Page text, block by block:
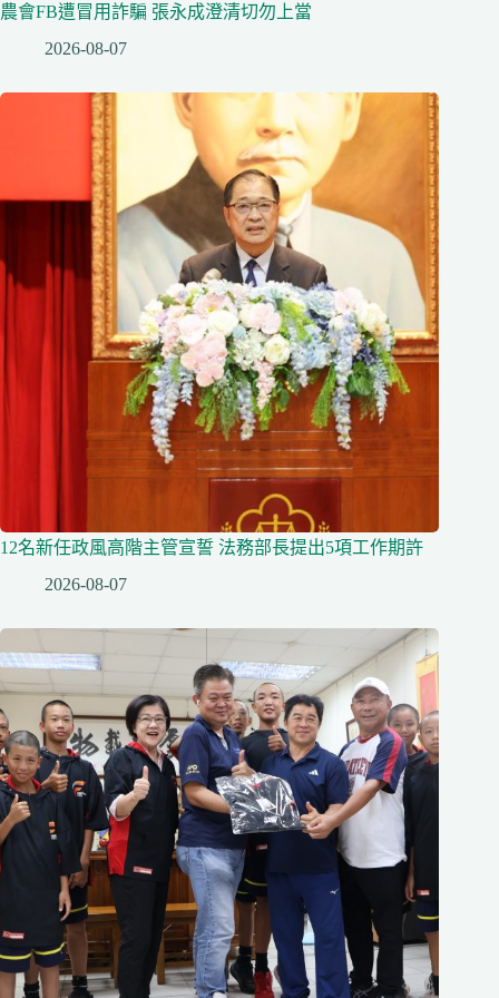
農會FB遭冒用詐騙 張永成澄清切勿上當
2026-08-07
12名新任政風高階主管宣誓 法務部長提出5項工作期許
2026-08-07